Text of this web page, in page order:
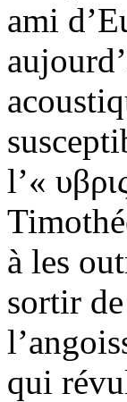
ami
l’«
à les
sortir
qui